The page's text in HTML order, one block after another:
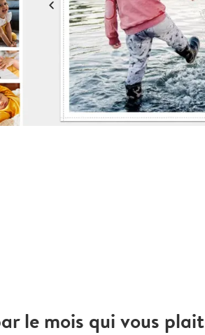
le mois qui vous plait